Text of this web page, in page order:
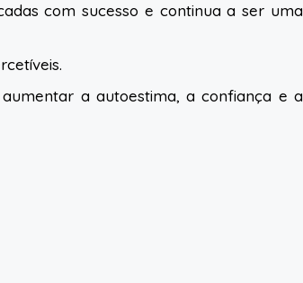
com sucesso e continua a ser uma
a autoestima, a confiança e a